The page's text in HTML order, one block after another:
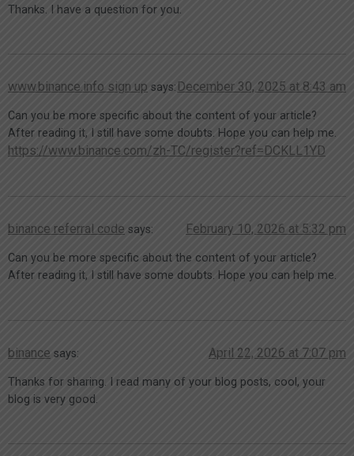
Thanks. I have a question for you.
www.binance.info sign up says: December 30, 2025 at 8:43 am
Can you be more specific about the content of your article?
After reading it, I still have some doubts. Hope you can help me.
https://www.binance.com/zh-TC/register?ref=DCKLL1YD
binance referral code says: February 10, 2026 at 5:32 pm
Can you be more specific about the content of your article?
After reading it, I still have some doubts. Hope you can help me.
binance says: April 22, 2026 at 7:07 pm
Thanks for sharing. I read many of your blog posts, cool, your
blog is very good.